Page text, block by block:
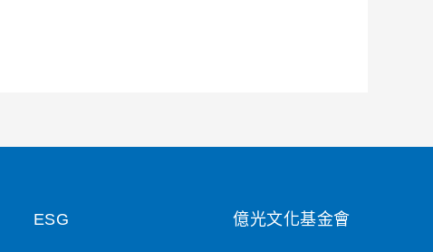
ESG 億光文化基金會